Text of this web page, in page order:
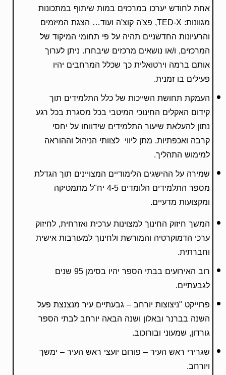
אחת לחודש יערכו במרכזים במות שיתוף במתכונות
מגוונות: TED-X, פצ'ה קוצ'ה ועוד… הצגת המיזמים
והרעיונות החדשניים תהיה על פי תחומי המיקוד של
המרכזים, ו/או נושאים מרכזים שיבחרו. ניתן לערוך
אותם ברמה וירטואלית כך שכלל המרחבים יהיו
פעילים בו זמנית.
העמקת תחושת השייכות של כלל התלמידים תוך
קידום האקלים החינוכי המיטבי בכל מסגרת בכל רגע
נתון להעלאת שיעור התלמידים שידווחו על יחסי
קרבה ואכפתיות. מתן ליווי לצוותי הניהול וההוראה
למימוש התהליך.
שמירה על ההישגים הלימודיים המצויינים תוך הגדלת
מספר התלמידים הלומדים 4-5 יח"ל מתמטיקה
ומקצועות מדעיים.
המשך חיזוק החינוך למצוינות ערכית ואזרחית, לחיזוק
ערכי הדמוקרטיה והמורשת ולחינוך למעורבות אישית
וחברתית.
רוב האירועים בבתי הספר יהיו בסימן 95 שנים
לגבעתיים.
פרוייקט "ניצוצות יורחב – גבעתיים עיר מנצנצת פעל
השנה בברנר ובאלון ושנה הבאה יורחב לבתי הספר
גורדון, שמעוני ובורוכוב.
שגרירי ראש העיר – פורום יועצי ראש העיר – ימשך
ויורחב.